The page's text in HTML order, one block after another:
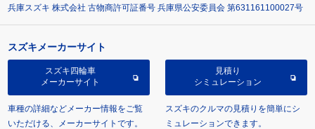
兵庫スズキ 株式会社 古物商許可証番号 兵庫県公安委員会 第631161100027号
スズキメーカーサイト
スズキ四輪車
メーカーサイト
車種の詳細などメーカー情報をご覧
いただける、メーカーサイトです。
見積り
シミュレーション
スズキのクルマの見積りを簡単にシ
ミュレーションできます。